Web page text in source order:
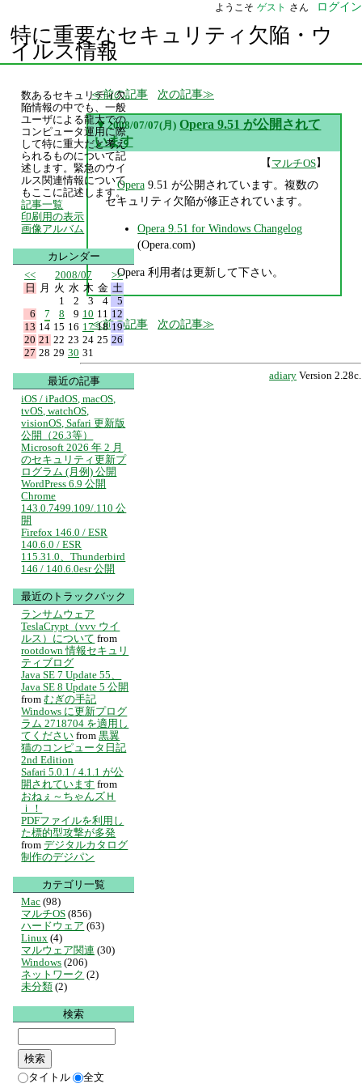
ようこそ ゲスト さん ログイン
特に重要なセキュリティ欠陥・ウ
イルス情報
前の記事 次の記事
▼ 2008/07/07(月) Opera 9.51 が公開されて
います
【マルチOS】
Opera9.51 が公開されています。複数の
セキュリティ欠陥が修正されています。
Opera 9.51 for Windows Changelog
(Opera.com)
Opera 利用者は更新して下さい。
前の記事 次の記事
adiary Version 2.28c.
数あるセキュリティ欠
陥情報の中でも、一般
ユーザによる龍大での
コンピュータ運用に際
して特に重大だと考え
られるものについて記
述します。緊急のウイ
ルス関連情報について
もここに記述します。
記事一覧
印刷用の表示
画像アルバム
カレンダー
<<
2008/07
>>
日
月 火 水 木 金 土
1
2 3 4
5
6
7 8 9 10 11 12
13 14 15 16 17 18 19
20 21 22 23 24 25 26
27 28 29 30 31
最近の記事
iOS / iPadOS, macOS,
tvOS, watchOS,
visionOS, Safari 更新版
公開（26.3等）
Microsoft 2026 年 2 月
のセキュリティ更新プ
ログラム (月例) 公開
WordPress 6.9 公開
Chrome
143.0.7499.109/.110 公
開
Firefox 146.0 / ESR
140.6.0 / ESR
115.31.0、Thunderbird
146 / 140.6.0esr 公開
最近のトラックバック
ランサムウェア
TeslaCrypt（vvv ウイ
ルス）について from
rootdown 情報セキュリ
ティブログ
Java SE 7 Update 55、
Java SE 8 Update 5 公開
from むぎの手記
Windows に更新プログ
ラム 2718704 を適用し
てください from 黒翼
猫のコンピュータ日記
2nd Edition
Safari 5.0.1 / 4.1.1 が公
開されています from
おねぇ～ちゃんズＨ
ｉ！
PDFファイルを利用し
た標的型攻撃が多発
from デジタルカタログ
制作のデジパン
カテゴリ一覧
Mac (98)
マルチOS (856)
ハードウェア (63)
Linux (4)
マルウェア関連 (30)
Windows (206)
ネットワーク (2)
未分類 (2)
検索
タイトル 全文